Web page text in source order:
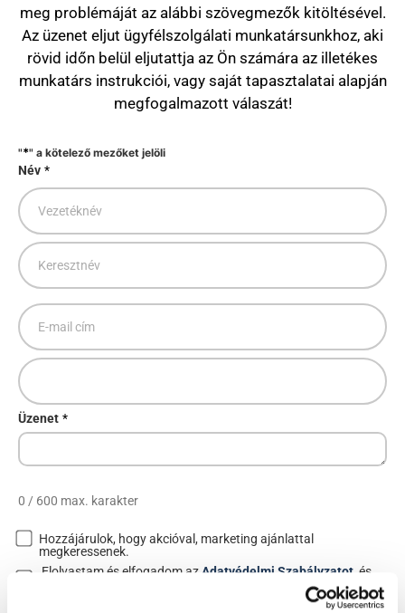
meg problémáját az alábbi szövegmezők kitöltésével.
Az üzenet eljut ügyfélszolgálati munkatársunkhoz, aki
rövid időn belül eljutattja az Ön számára az illetékes
munkatárs instrukciói, vagy saját tapasztalatai alapján
megfogalmazott válaszát!
"*" a kötelező mezőket jelöli
Név *
Üzenet *
0 / 600 max. karakter
Marketing
hozzájárulás
Hozzájárulok, hogy akcióval, marketing ajánlattal
megkeressenek.
Hozzjárulás
Elolvastam és elfogadom az Adatvédelmi Szabályzatot, és